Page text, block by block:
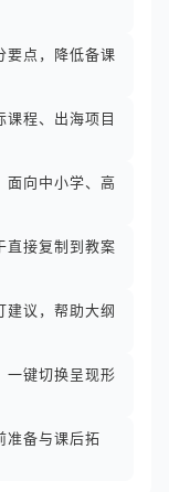
要点，降低备课
课程、出海项目
面向中小学、高
直接复制到教案
建议，帮助大纲
一键切换呈现形
准备与课后拓